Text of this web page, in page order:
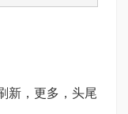
新，更多，头尾